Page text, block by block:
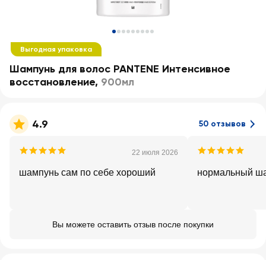
Выгодная упаковка
Шампунь для волос PANTENE Интенсивное
восстановление, 900мл
4.9 50 отзывов
22 июля 2026
шампунь сам по себе хороший нормальный
Вы можете оставить отзыв после покупки